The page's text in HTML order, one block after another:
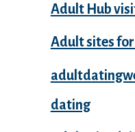
Adult Hub
Adult sites
dating